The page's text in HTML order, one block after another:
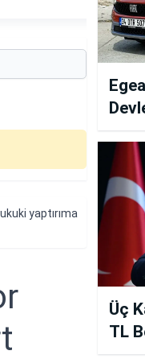
yaptırıma
Üç
TL